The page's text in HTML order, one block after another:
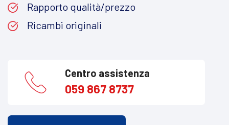
Rapporto qualità/prezzo
Ricambi originali
Centro assistenza
059 867 8737